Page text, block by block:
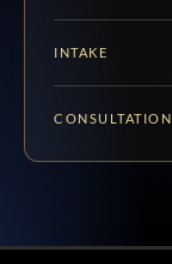
INTAKE
CONSULTATION